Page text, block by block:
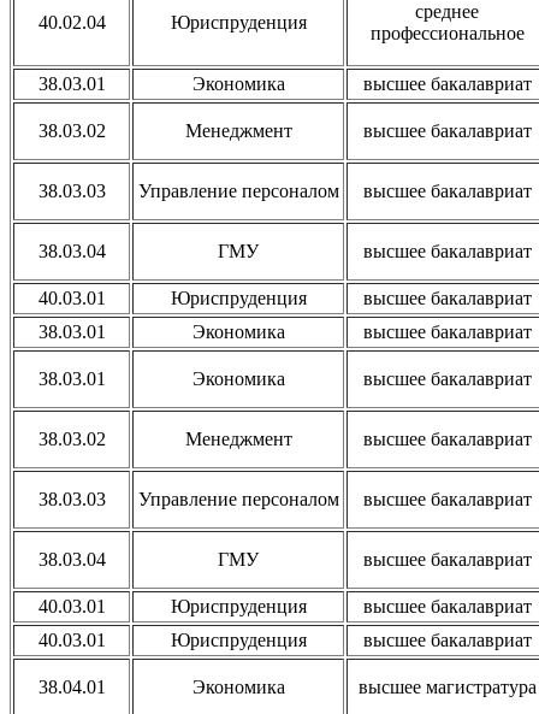
40.02.04 Юриспруденция
среднее
профессиональное
38.03.01 Экономика высшее бакалавриат
38.03.02 Менеджмент высшее бакалавриат
38.03.03 Управление персоналом высшее бакалавриат
38.03.04 ГМУ высшее бакалавриат
40.03.01 Юриспруденция
высшее бакалавриат
38.03.01
Экономика высшее бакалавриат
38.03.01 Экономика высшее бакалавриат
38.03.02 Менеджмент высшее бакалавриат
38.03.03 Управление персоналом высшее бакалавриат
38.03.04 ГМУ высшее бакалавриат
40.03.01 Юриспруденция
высшее бакалавриат
40.03.01
Юриспруденция высшее бакалавриат
38.04.01 Экономика высшее магистратура